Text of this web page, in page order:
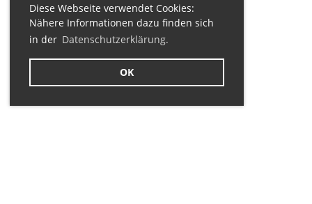
Diese Webseite verwendet Cookies:
Nähere Informationen dazu finden sich
in der Datenschutzerklärung.
OK